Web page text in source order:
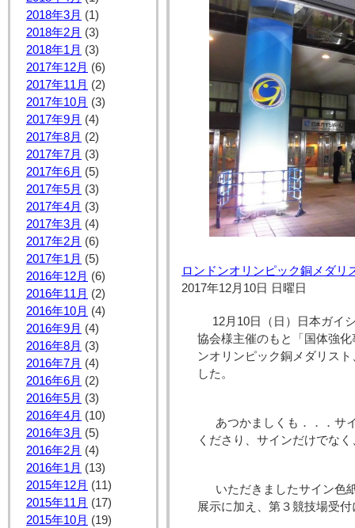
2018年3月 (1)
2018年2月 (3)
2018年1月 (3)
2017年12月 (6)
2017年11月 (2)
2017年10月 (3)
2017年9月 (4)
2017年8月 (2)
2017年7月 (3)
2017年6月 (5)
2017年5月 (3)
2017年4月 (3)
2017年3月 (4)
2017年2月 (6)
2017年1月 (5)
2016年12月 (6)
2016年11月 (2)
2016年10月 (4)
2016年9月 (4)
2016年8月 (3)
2016年7月 (4)
2016年6月 (2)
2016年5月 (3)
2016年4月 (10)
2016年3月 (5)
2016年2月 (4)
2016年1月 (13)
2015年12月 (11)
2015年11月 (17)
2015年10月 (19)
ロンドンオリンピック銅メダリ
2017年12月10日 日曜日
12月10日（日）日本ガイ
協会様主催のもと「国体強
ンオリンピック銅メダリス
した。
あつかましくも．．．サ
くださり、サインだけでな
いただきましたサイン色
展示に加え、第３競技場受